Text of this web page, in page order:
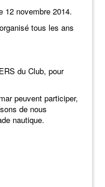
12 novembre 2014.
tous les ans
du Club, pour
peuvent participer,
de nous
nautique.